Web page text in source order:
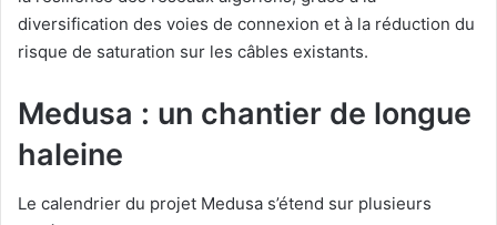
diversification des voies de connexion et à la réduction du
risque de saturation sur les câbles existants.
Medusa : un chantier de longue
haleine
Le calendrier du projet Medusa s’étend sur plusieurs